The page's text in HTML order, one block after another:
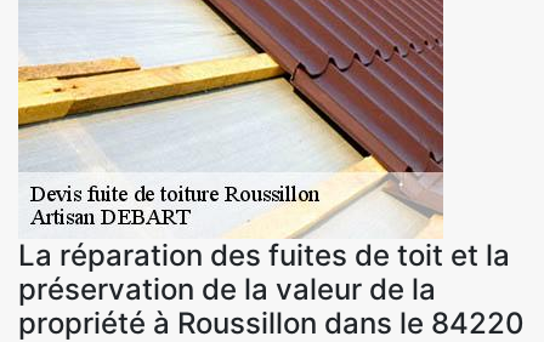
La réparation des fuites de toit et la
préservation de la valeur de la
propriété à Roussillon dans le 84220